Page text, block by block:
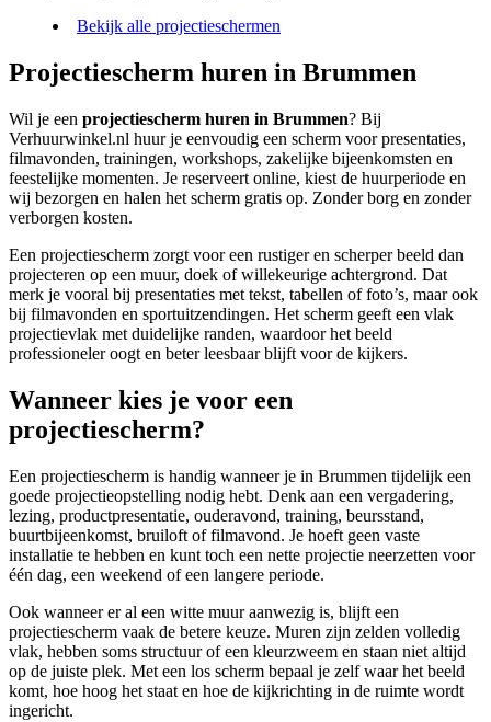
Bekijk alle projectieschermen
Projectiescherm huren in Brummen
Wil je een projectiescherm huren in Brummen? Bij
Verhuurwinkel.nl huur je eenvoudig een scherm voor presentaties,
filmavonden, trainingen, workshops, zakelijke bijeenkomsten en
feestelijke momenten. Je reserveert online, kiest de huurperiode en
wij bezorgen en halen het scherm gratis op. Zonder borg en zonder
verborgen kosten.
Een projectiescherm zorgt voor een rustiger en scherper beeld dan
projecteren op een muur, doek of willekeurige achtergrond. Dat
merk je vooral bij presentaties met tekst, tabellen of foto’s, maar ook
bij filmavonden en sportuitzendingen. Het scherm geeft een vlak
projectievlak met duidelijke randen, waardoor het beeld
professioneler oogt en beter leesbaar blijft voor de kijkers.
Wanneer kies je voor een
projectiescherm?
Een projectiescherm is handig wanneer je in Brummen tijdelijk een
goede projectieopstelling nodig hebt. Denk aan een vergadering,
lezing, productpresentatie, ouderavond, training, beursstand,
buurtbijeenkomst, bruiloft of filmavond. Je hoeft geen vaste
installatie te hebben en kunt toch een nette projectie neerzetten voor
één dag, een weekend of een langere periode.
Ook wanneer er al een witte muur aanwezig is, blijft een
projectiescherm vaak de betere keuze. Muren zijn zelden volledig
vlak, hebben soms structuur of een kleurzweem en staan niet altijd
op de juiste plek. Met een los scherm bepaal je zelf waar het beeld
komt, hoe hoog het staat en hoe de kijkrichting in de ruimte wordt
ingericht.